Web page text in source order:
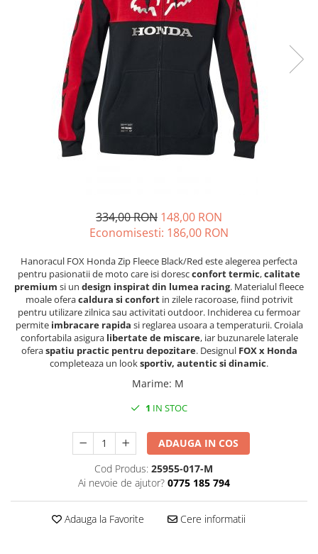
GOES MY 2026
MODEL ATV CAN-AM
Can-Am Outlander
Can-Am Renegade
CAN-AM MY 2026
Capacitate
200 - 400 cmc. (8)
400 - 600 cmc. (65)
ECHIPAMENTE COPII
Manusi
Tricouri
Pantaloni
Set Complet
Borseta
Geanta
ACCESORII MOTO
ACCESORII IARNA ATV / SSV
SUPORT SKIJET
ACCESORII ATV
ANVELOPE ATV
BULLBAR SSV
ACCESORII SSV
334,00 RON 148,00 RON
Economisesti: 186,00 RON
Hanoracul FOX Honda Zip Fleece Black/Red este alegerea perfecta
pentru pasionatii de moto care isi dorescconfort termic,calitate
premium si un design inspirat din lumea racing. Materialul fleece
moale oferacaldura si confortin zilele racoroase, fiind potrivit
pentru utilizare zilnica sau activitati outdoor. Inchiderea cu fermoar
permite imbracare rapida si reglarea usoara a temperaturii. Croiala
confortabila asigura libertate de miscare, iar buzunarele laterale
oferaspatiu practic pentru depozitare. Designul FOX x Honda
completeaza un looksportiv, autentic si dinamic.
Marime: M
1 IN STOC
ADAUGA IN COS
Cod Produs: 25955-017-M
Ai nevoie de ajutor? 0775 185 794
Adauga la Favorite Cere informatii